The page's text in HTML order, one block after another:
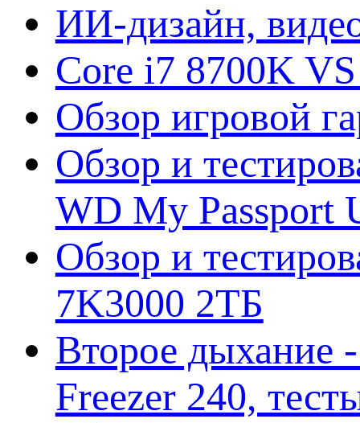
ИИ-дизайн,
Core i7 8700K
Обзор игровой
Обзор и
WD My Passport
Обзор и
7K3000 2ТБ
Второе дыхание
Freezer 240,